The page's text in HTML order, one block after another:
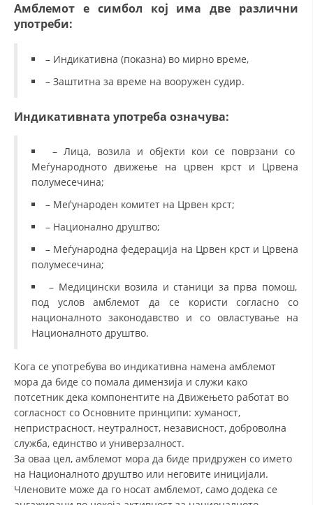
Амблемот е симбол кој има две различни
употреби:
– Индикативна (показна) во мирно време,
– Заштитна за време на вооружен судир.
Индикативната употреба означува:
– Лица, возила и објекти кои се поврзани со
Меѓународното движење на црвен крст и Црвена
полумесечина;
– Меѓународен комитет на Црвен крст;
– Национално друштво;
– Меѓународна федерација на Црвен крст и Црвена
полумесечина;
– Медицински возила и станици за прва помош,
под услов амблемот да се користи согласно со
националното законодавство и со овластување на
Националното друштво.
Кога се употребува во индикативна намена амблемот
мора да биде со помала димензија и служи како
потсетник дека компонентите на Движењето работат во
согласност со Основните принципи: хуманост,
непристрасност, неутралност, независност, доброволна
служба, единство и универзалност.
За оваа цел, амблемот мора да биде придружен со името
на Националното друштво или неговите иницијали.
Членовите може да го носат амблемот, само додека се